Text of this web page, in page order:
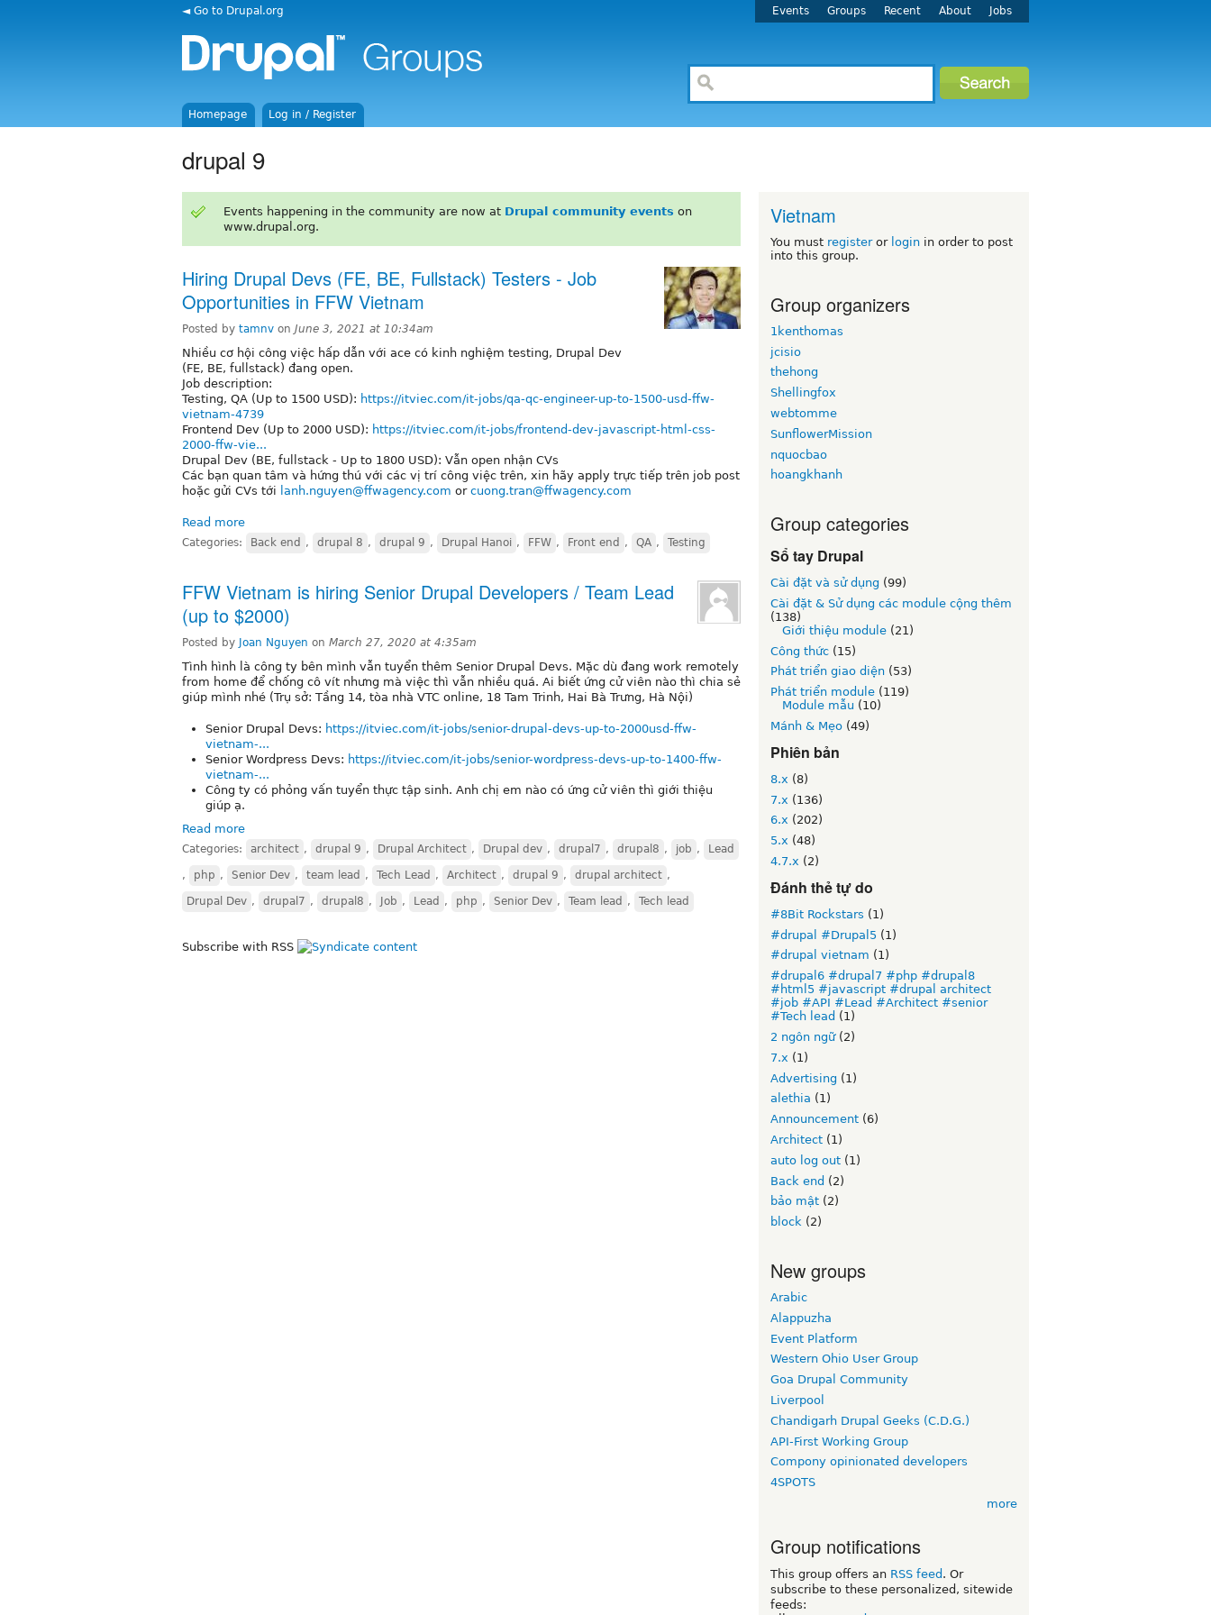
◄ Go to Drupal.org Events Groups Recent About Jobs
Homepage Log in / Register
drupal 9
Events happening in the community are now at Drupal community events on
www.drupal.org.
Hiring Drupal Devs (FE, BE, Fullstack) Testers - Job
Opportunities in FFW Vietnam
Posted by tamnv on June 3, 2021 at 10:34am
Nhiều cơ hội công việc hấp dẫn với ace có kinh nghiệm testing, Drupal Dev
(FE, BE, fullstack) đang open.
Job description:
Testing, QA (Up to 1500 USD): https://itviec.com/it-jobs/qa-qc-engineer-up-to-1500-usd-ffw-
vietnam-4739
Frontend Dev (Up to 2000 USD): https://itviec.com/it-jobs/frontend-dev-javascript-html-css-
2000-ffw-vie...
Drupal Dev (BE, fullstack - Up to 1800 USD): Vẫn open nhận CVs
Các bạn quan tâm và hứng thú với các vị trí công việc trên, xin hãy apply trực tiếp trên job post
hoặc gửi CVs tới lanh.nguyen@ffwagency.com or cuong.tran@ffwagency.com
Read more
Categories: Back end , drupal 8 , drupal 9 , Drupal Hanoi , FFW , Front end , QA , Testing
FFW Vietnam is hiring Senior Drupal Developers / Team Lead
(up to $2000)
Posted by Joan Nguyen on March 27, 2020 at 4:35am
Tình hình là công ty bên mình vẫn tuyển thêm Senior Drupal Devs. Mặc dù đang work remotely
from home để chống cô vít nhưng mà việc thì vẫn nhiều quá. Ai biết ứng cử viên nào thì chia sẻ
giúp mình nhé (Trụ sở: Tầng 14, tòa nhà VTC online, 18 Tam Trinh, Hai Bà Trưng, Hà Nội)
Senior Drupal Devs: https://itviec.com/it-jobs/senior-drupal-devs-up-to-2000usd-ffw-
vietnam-...
Senior Wordpress Devs: https://itviec.com/it-jobs/senior-wordpress-devs-up-to-1400-ffw-
vietnam-...
Công ty có phỏng vấn tuyển thực tập sinh. Anh chị em nào có ứng cử viên thì giới thiệu
giúp ạ.
Read more
Categories: architect , drupal 9 , Drupal Architect , Drupal dev , drupal7 , drupal8 , job , Lead
, php , Senior Dev , team lead , Tech Lead , Architect , drupal 9 , drupal architect ,
Drupal Dev , drupal7 , drupal8 , Job , Lead , php , Senior Dev , Team lead , Tech lead
Subscribe with RSS
Vietnam
You must registeror login in order to post
into this group.
Group organizers
1kenthomas
jcisio
thehong
Shellingfox
webtomme
SunflowerMission
nquocbao
hoangkhanh
Group categories
Sổ tay Drupal
Cài đặt và sử dụng (99)
Cài đặt & Sử dụng các module cộng thêm
(138)
Giới thiệu module (21)
Công thức (15)
Phát triển giao diện (53)
Phát triển module (119)
Module mẫu (10)
Mánh & Mẹo (49)
Phiên bản
8.x (8)
7.x (136)
6.x (202)
5.x (48)
4.7.x (2)
Đánh thẻ tự do
#8Bit Rockstars (1)
#drupal #Drupal5 (1)
#drupal vietnam (1)
#drupal6 #drupal7 #php #drupal8
#html5 #javascript #drupal architect
#job #API #Lead #Architect #senior
#Tech lead (1)
2 ngôn ngữ(2)
7.x (1)
Advertising (1)
alethia (1)
Announcement (6)
Architect (1)
auto log out (1)
Back end (2)
bảo mật (2)
block (2)
New groups
Arabic
Alappuzha
Event Platform
Western Ohio User Group
Goa Drupal Community
Liverpool
Chandigarh Drupal Geeks (C.D.G.)
API-First Working Group
Compony opinionated developers
4SPOTS
more
Group notifications
This group offers an RSS feed . Or
subscribe to these personalized, sitewide
feeds: